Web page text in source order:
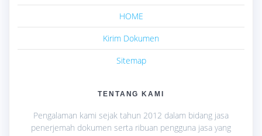
HOME
Kirim Dokumen
Sitemap
TENTANG KAMI
Pengalaman kami sejak tahun 2012 dalam bidang jasa
penerjemah dokumen serta ribuan pengguna jasa yang